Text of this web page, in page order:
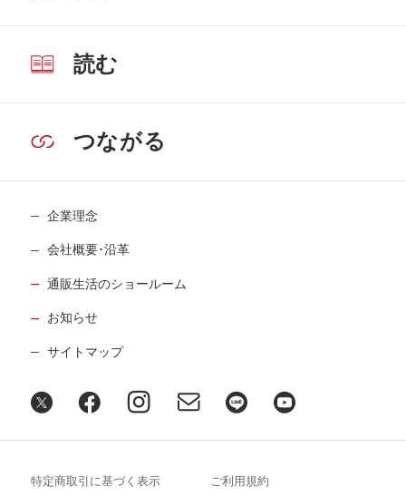
読む
つながる
企業理念
会社概要･沿革
通販生活のショールーム
お知らせ
サイトマップ
特定商取引に基づく表示 ご利用規約